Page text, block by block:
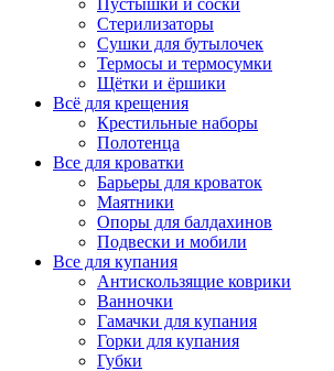
Пустышки и соски
Стерилизаторы
Сушки для бутылочек
Термосы и термосумки
Щётки и ёршики
Всё для крещения
Крестильные наборы
Полотенца
Все для кроватки
Барьеры для кроваток
Маятники
Опоры для балдахинов
Подвески и мобили
Все для купания
Антискользящие коврики
Ванночки
Гамачки для купания
Горки для купания
Губки